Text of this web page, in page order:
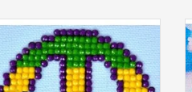
Diamond Dotz Peace Man 7X7cm
TOEVOEGEN AAN WINKELWAGEN